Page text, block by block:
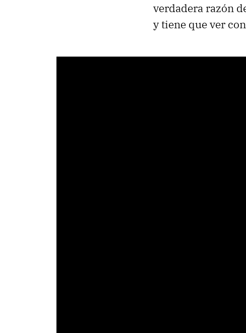
verdadera razón
y tiene que ver